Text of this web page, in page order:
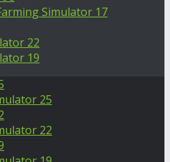
Simulator 17
22
19
25
22